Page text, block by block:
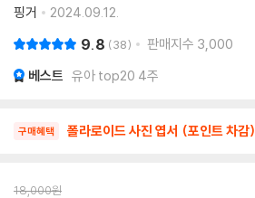
핑거
2024.09.12.
9.8 38 판매지수 3,000
베스트 유아 top20 4주
구매혜택 폴라로이드 사진 엽서 (포인트 차감)
18,000원